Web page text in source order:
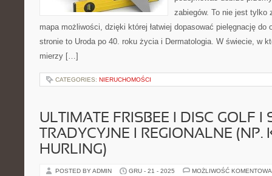
zabiegów. To nie jest tylko
mapa możliwości, dzięki której łatwiej dopasować pielęgnację do
stronie to Uroda po 40. roku życia i Dermatologia. W świecie, w
mierzy […]
CATEGORIES: NIERUCHOMOŚCI
ULTIMATE FRISBEE I DISC GOLF I
TRADYCYJNE I REGIONALNE
HURLING)
POSTED BY ADMIN GRU - 21 - 2025 MOŻLIWOŚĆ